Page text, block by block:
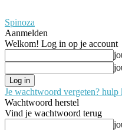
Spinoza
Aanmelden
Welkom! Log in op je account
Je wachtwoord vergeten? hulp
Wachtwoord herstel
Vind je wachtwoord terug